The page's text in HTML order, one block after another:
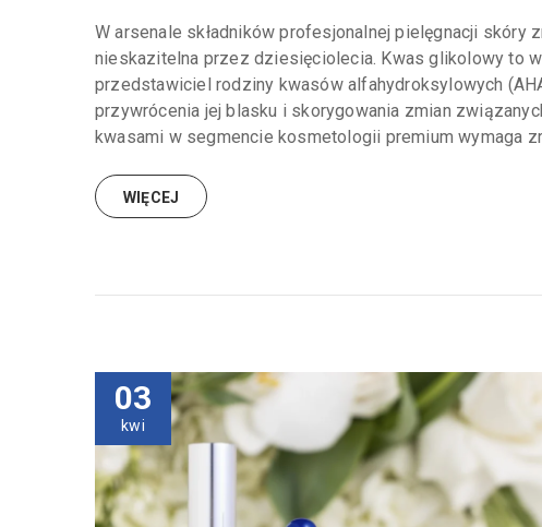
W arsenale składników profesjonalnej pielęgnacji skóry
nieskazitelna przez dziesięciolecia. Kwas glikolowy to
przedstawiciel rodziny kwasów alfahydroksylowych
przywrócenia jej blasku i skorygowania zmian
kwasami w segmencie kosmetologii premium wymaga
WIĘCEJ
03
kwi